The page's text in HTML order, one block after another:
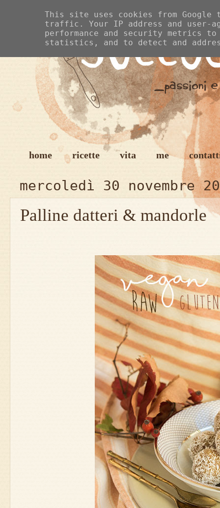
home ricette vita me
mercoledì 30 novembre
Palline datteri & mandorle
This site uses cookies from
traffic. Your IP address and user-
performance and security metrics
statistics, and to detect and